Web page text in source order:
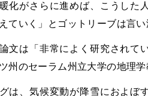
暖化がさらに進めば、こうした
ていく」とゴットリーブは言い
文は「非常によく研究されて
州のセーラム州立大学の地理
は、気候変動が降雪におよぼ